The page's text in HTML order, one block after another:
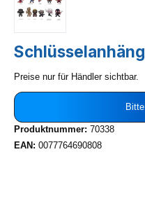
Preise nur für Händler sichtbar.
Produktnummer: 70338
EAN: 0077764690808